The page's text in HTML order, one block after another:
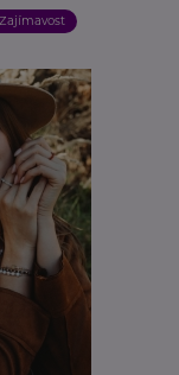
Zajímavost